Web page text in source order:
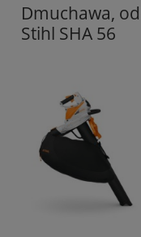
Dmuchawa,
Stihl SHA 56